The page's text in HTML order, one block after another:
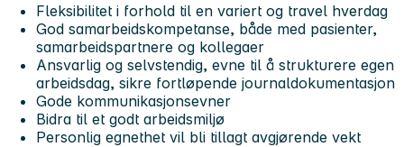
Fleksibilitet i forhold til en variert og travel hverdag
God samarbeidskompetanse, både med pasienter,
samarbeidspartnere og kollegaer
Ansvarlig og selvstendig, evne til å strukturere egen
arbeidsdag, sikre fortløpende journaldokumentasjon
Gode kommunikasjonsevner
Bidra til et godt arbeidsmiljø
Personlig egnethet vil bli tillagt avgjørende vekt